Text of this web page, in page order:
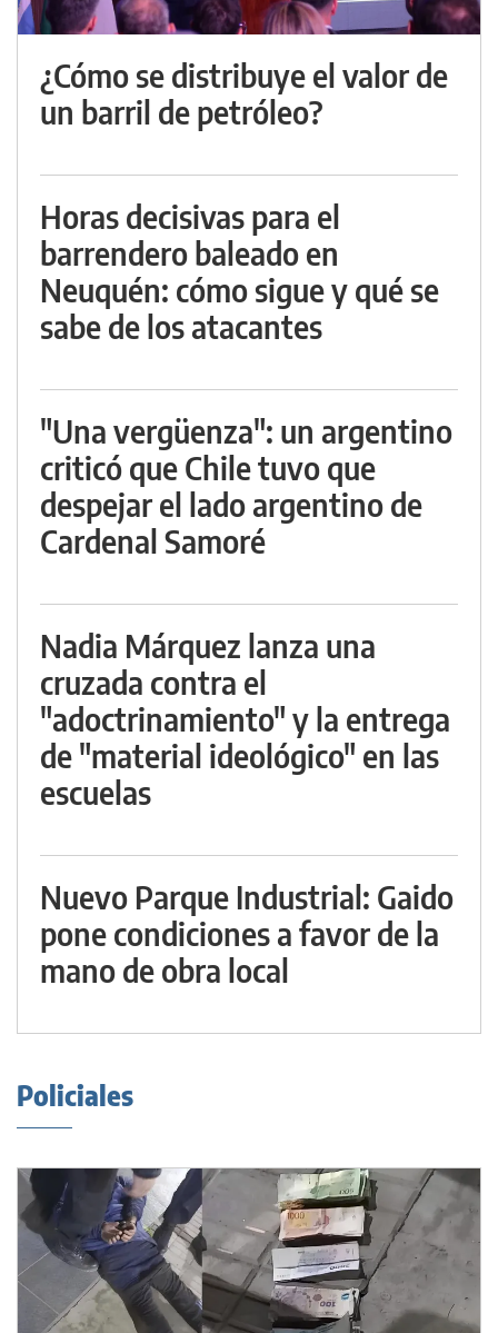
¿Cómo se distribuye el valor de
un barril de petróleo?
Horas decisivas para el
barrendero baleado en
Neuquén: cómo sigue y qué se
sabe de los atacantes
"Una vergüenza": un argentino
criticó que Chile tuvo que
despejar el lado argentino de
Cardenal Samoré
Nadia Márquez lanza una
cruzada contra el
"adoctrinamiento" y la entrega
de "material ideológico" en las
escuelas
Nuevo Parque Industrial: Gaido
pone condiciones a favor de la
mano de obra local
Policiales